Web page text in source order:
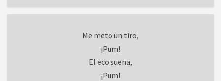
Me meto un tiro,
¡Pum!
El eco suena,
¡Pum!